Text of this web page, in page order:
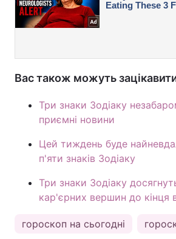
Вас також можуть
Три знаки Зодіаку
приємні новини
Цей тиждень буде
п'яти знаків Зодіаку
Три знаки Зодіаку
кар'єрних вершин до кінця
гороскоп на сьогодні